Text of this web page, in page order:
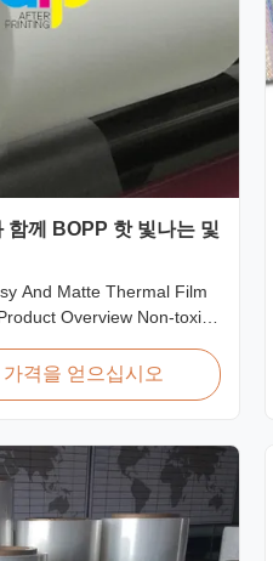
함께 BOPP 핫 빛나는 및
And Matte Thermal Film
Overview Non-toxic,
gloss, low static
resistance, long corona
This product is primarily
격을 얻으십시오